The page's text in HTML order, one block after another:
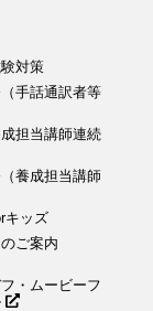
対策
手話通訳者等
担当講師連続
養成担当講師
キッズ
ご案内
・ムービーフ